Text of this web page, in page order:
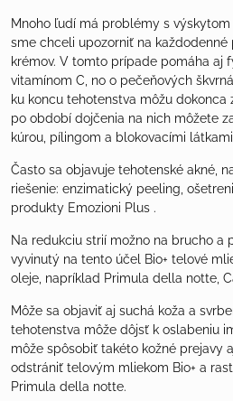
Mnoho ľudí má problémy s
sme chceli upozorniť na každodenné
krémov. V tomto prípade pomáha aj
vitamínom C, no o pečeňových
ku koncu tehotenstva môžu dokonca
po období dojčenia na nich môžete
kúrou, pílingom a blokovacími
Často sa objavuje tehotenské akné,
riešenie: enzimatický peeling,
produkty Emozioni Plus .
Na redukciu strií možno na brucho a
vyvinutý na tento účel Bio+ telové
oleje, napríklad Primula della notte,
Môže sa objaviť aj suchá koža a
tehotenstva môže dôjsť k oslabeniu
môže spôsobiť takéto kožné prejavy
odstrániť telovým mliekom Bio+ a
Primula della notte.